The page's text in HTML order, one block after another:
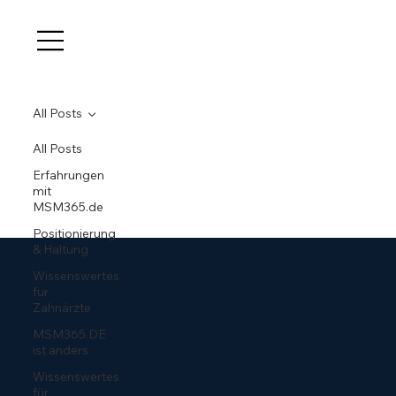
All Posts
Erfahrungen
mit
MSM365.de
Positionierung
& Haltung
Wissenswertes
für
Zahnärzte
MSM365.DE
ist anders
Wissenswertes
für
All Posts